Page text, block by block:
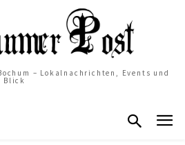
– Lokalnachrichten, Events und
Blick